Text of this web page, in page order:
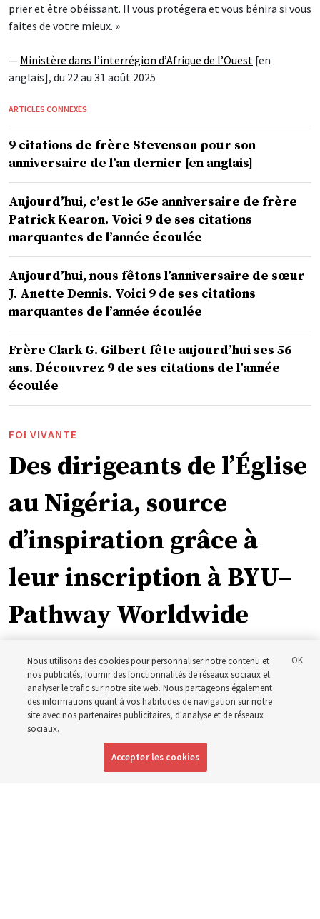
prier et être obéissant. Il vous protégera et vous bénira si vous
faites de votre mieux. »
— Ministère dans l’interrégion d’Afrique de l’Ouest [en
anglais], du 22 au 31 août 2025
ARTICLES CONNEXES
9 citations de frère Stevenson pour son
anniversaire de l’an dernier [en anglais]
Aujourd’hui, c’est le 65e anniversaire de frère
Patrick Kearon. Voici 9 de ses citations
marquantes de l’année écoulée
Aujourd’hui, nous fêtons l’anniversaire de sœur
J. Anette Dennis. Voici 9 de ses citations
marquantes de l’année écoulée
Frère Clark G. Gilbert fête aujourd’hui ses 56
ans. Découvrez 9 de ses citations de l’année
écoulée
FOI VIVANTE
Des dirigeants de l’Église
au Nigéria, source
d’inspiration grâce à
leur inscription à BYU–
Pathway Worldwide
« Si l’évêque peut le faire, je peux le faire aussi »
5 août 2026, 1:13 p.m. MDT Partager
Anglais | Espagnol |
Nous utilisons des cookies pour personnaliser notre contenu et
nos publicités, fournir des fonctionnalités de réseaux sociaux et
analyser le trafic sur notre site web. Nous partageons également
des informations quant à vos habitudes de navigation sur notre
site avec nos partenaires publicitaires, d'analyse et de réseaux
sociaux.
Accepter les cookies